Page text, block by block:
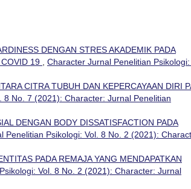
DENGAN STRES AKADEMIK PADA
19
Character Jurnal Penelitian Psikologi:
CITRA TUBUH DAN KEPERCAYAAN DIRI
No. 7 (2021): Character: Jurnal Penelitian
DENGAN BODY DISSATISFACTION PADA
Penelitian Psikologi: Vol. 8 No. 2 (2021):
PADA REMAJA YANG MENDAPATKAN
Vol. 8 No. 2 (2021): Character: Jurnal